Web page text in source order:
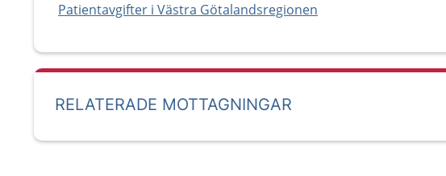
Patientavgifter i Västra Götalandsregionen
RELATERADE MOTTAGNINGAR